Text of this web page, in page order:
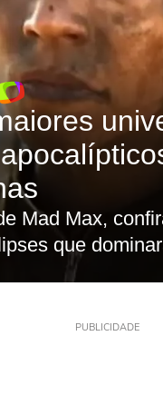
PUBLICIDADE